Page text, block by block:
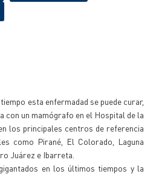
esta enfermadad se puede curar,
con un mamógrafo en el Hospital de la
los principales centros de referencia
como Pirané, El Colorado, Laguna
Juárez e Ibarreta.
en los últimos tiempos y la